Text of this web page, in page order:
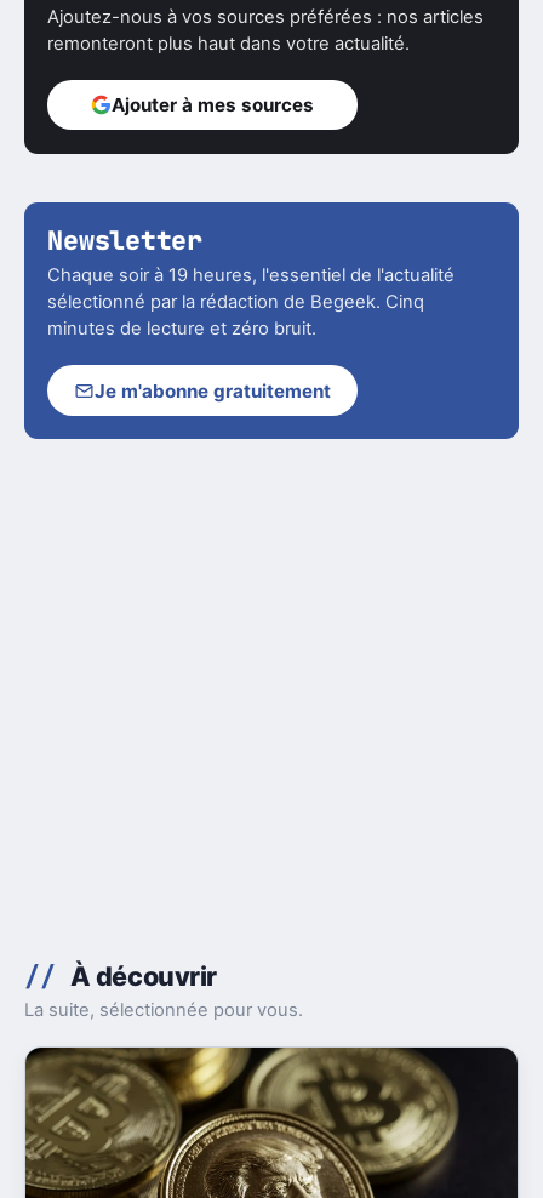
Ajoutez-nous à vos sources préférées : nos articles
remonteront plus haut dans votre actualité.
Ajouter à mes sources
Newsletter
Chaque soir à 19 heures, l'essentiel de l'actualité
sélectionné par la rédaction de Begeek. Cinq
minutes de lecture et zéro bruit.
Je m'abonne gratuitement
À découvrir
La suite, sélectionnée pour vous.